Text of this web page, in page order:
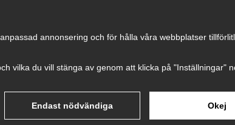
annonsering och för hålla våra webbplatser
vilka du vill stänga av genom att klicka på "Inställningar"
Endast nödvändiga Okej